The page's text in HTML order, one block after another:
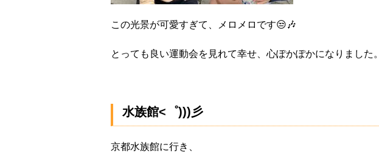
この光景が可愛すぎて、メロメロです😒🎶
とっても良い運動会を見れて幸せ、心ぽかぽかになりました。
水族館<゜)))彡
京都水族館に行き、